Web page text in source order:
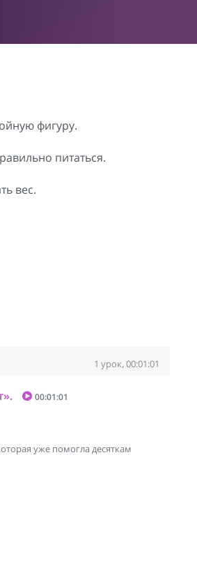
фигуру.
питаться.
вес.
1 урок, 00:01:01
00:01:01
уже помогла десяткам